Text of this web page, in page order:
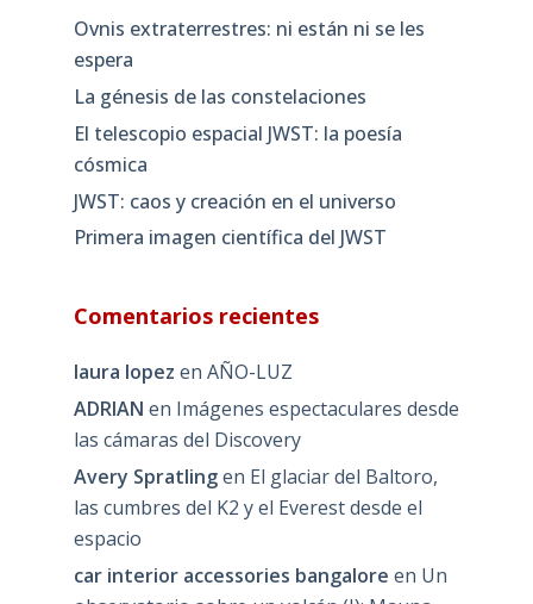
Ovnis extraterrestres: ni están ni se les
espera
La génesis de las constelaciones
El telescopio espacial JWST: la poesía
cósmica
JWST: caos y creación en el universo
Primera imagen científica del JWST
Comentarios recientes
laura lopez en AÑO-LUZ
ADRIAN en Imágenes espectaculares desde
las cámaras del Discovery
Avery Spratlingen El glaciar del Baltoro,
las cumbres del K2 y el Everest desde el
espacio
car interior accessories bangalore en Un